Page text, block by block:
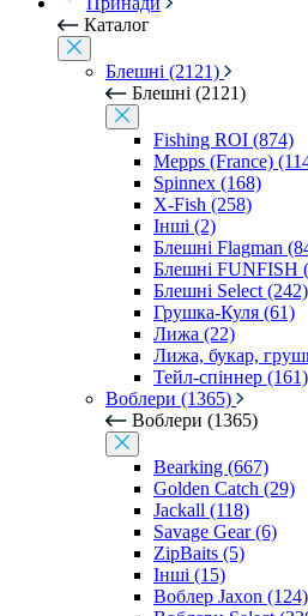
Каталог
Блешні (2121)
Блешні (2121)
Fishing ROI (874)
Mepps (France)
Spinnex (168)
X-Fish (258)
Інші (2)
Блешні Flagman
Блешні FUNFISH
Блешні Select (242)
Грушка-Куля (61)
Лижа (22)
Лижа, букар,
Тейл-спіннер (161)
Воблери (1365)
Воблери (1365)
Bearking (667)
Golden Catch (29)
Jackall (118)
Savage Gear (6)
ZipBaits (5)
Інші (15)
Воблер Jaxon (124)